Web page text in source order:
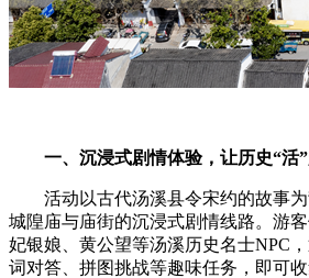
一、沉浸式剧情体验，让历史“活
活动以古代汤溪县令宋约的故事
城隍庙与庙街的沉浸式剧情线路。游
妃银娘、黄公望等汤溪历史名士NPC
词对答、拼图挑战等趣味任务，即可收